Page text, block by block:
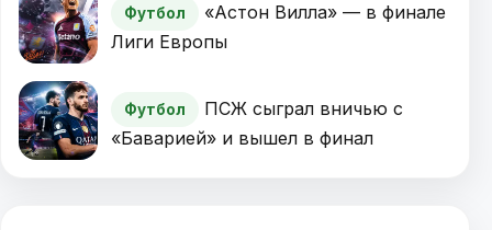
Футбол
«Астон Вилла» — в финале
Лиги Европы
Футбол
ПСЖ сыграл вничью с
«Баварией» и вышел в финал